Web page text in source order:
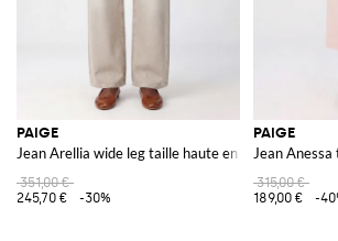
PAIGE
Jean Arellia wide leg taille haute en denim de
351,00 €
245,70 €
-30%
PAIGE
Jean
315,00 €
189,00 €
-